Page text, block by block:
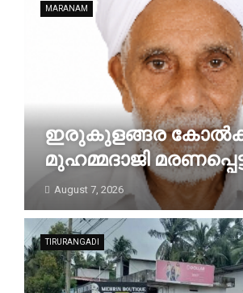
MARANAM
ഇരുകുളങ്ങര
മുഹമ്മദാജി
August 7, 2026
TIRURANGADI